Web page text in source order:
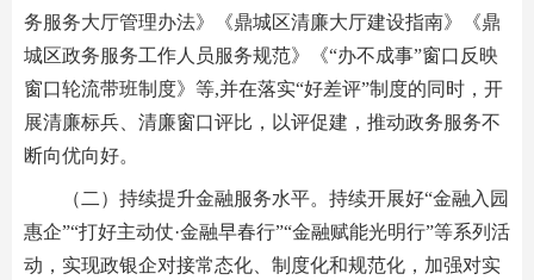
务服务大厅管理办法》《鼎城区清廉大厅建设指南》《鼎
城区政务服务工作人员服务规范》《“办不成事”窗口反映
窗口轮流带班制度》等,并在落实“好差评”制度的同时，开
展清廉标兵、清廉窗口评比，以评促建，推动政务服务不
断向优向好。
（二）持续提升金融服务水平。持续开展好“金融入园
惠企”“打好主动仗·金融早春行”“金融赋能光明行”等系列活
动，实现政银企对接常态化、制度化和规范化，加强对实